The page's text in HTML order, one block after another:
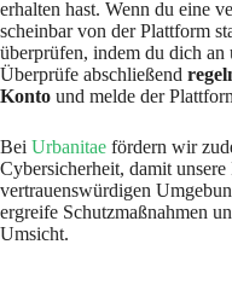
erhalten hast. Wenn du eine
scheinbar von der Plattform
überprüfen, indem du dich an
Überprüfe abschließend
Konto und melde der
Bei Urbanitae fördern wir
Cybersicherheit, damit
vertrauenswürdigen
ergreife Schutzmaßnahmen
Umsicht.